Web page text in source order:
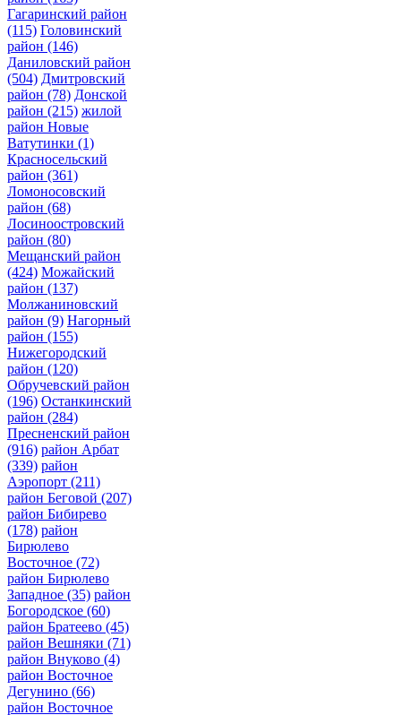
Гагаринский район
(115) Головинский
район (146)
Даниловский район
(504) Дмитровский
район (78) Донской
район (215) жилой
район Новые
Ватутинки (1)
Красносельский
район (361)
Ломоносовский
район (68)
Лосиноостровский
район (80)
Мещанский район
(424) Можайский
район (137)
Молжаниновский
район (9) Нагорный
район (155)
Нижегородский
район (120)
Обручевский район
(196) Останкинский
район (284)
Пресненский район
(916) район Арбат
(339) район
Аэропорт (211)
район Беговой (207)
район Бибирево
(178) район
Бирюлево
Восточное (72)
район Бирюлево
Западное (35) район
Богородское (60)
район Братеево (45)
район Вешняки (71)
район Внуково (4)
район Восточное
Дегунино (66)
район Восточное